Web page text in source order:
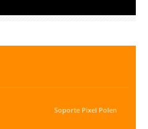
Soporte Pixel Polen